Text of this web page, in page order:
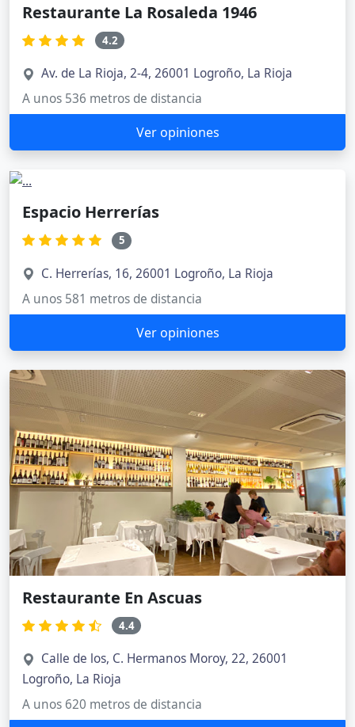
Restaurante La Rosaleda 1946
4.2
Av. de La Rioja, 2-4, 26001 Logroño, La Rioja
A unos 536 metros de distancia
Ver opiniones
Espacio Herrerías
5
C. Herrerías, 16, 26001 Logroño, La Rioja
A unos 581 metros de distancia
Ver opiniones
Restaurante En Ascuas
4.4
Calle de los, C. Hermanos Moroy, 22, 26001
Logroño, La Rioja
A unos 620 metros de distancia